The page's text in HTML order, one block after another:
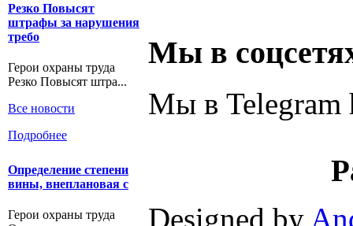
Резко Повысят
штрафы за нарушения
требо
Герои охраны труда
Резко Повысят штра...
Все новости
Подробнее
Определение степени
вины, внеплановая с
Герои охраны труда
Мы в
Мы в Telegram
Designed by